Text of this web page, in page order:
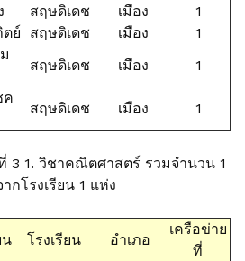
สฤษดิเดช เมือง
1
ย์ สฤษดิเดช เมือง
1
สฤษดิเดช เมือง 1
ค
สฤษดิเดช เมือง 1
3 1. วิชาคณิตศาสตร์ รวมจำนวน 1
กโรงเรียน 1 แห่ง
น โรงเรียน อำเภอ
เครือข่าย
ที่